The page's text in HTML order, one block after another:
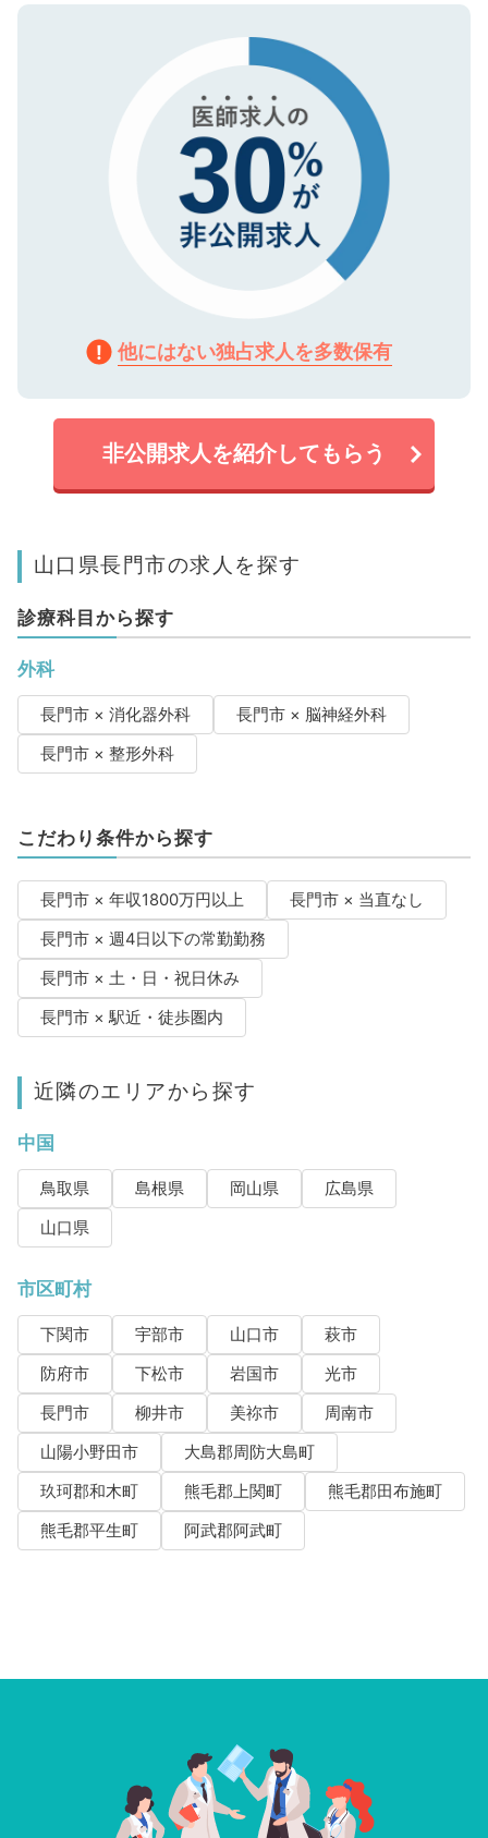
で、機密保持に関してもご安心ください。
ので、まずはご登録ください。
他にはない独占求人を多数保有
非公開求人を紹介してもらう
山口県長門市の求人を探す
診療科目から探す
外科
長門市 × 消化器外科
長門市 × 脳神経外科
長門市 × 整形外科
こだわり条件から探す
長門市 × 年収1800万円以上
長門市 × 当直なし
長門市 × 週4日以下の常勤勤務
長門市 × 土・日・祝日休み
長門市 × 駅近・徒歩圏内
近隣のエリアから探す
中国
鳥取県 島根県 岡山県
広島県
山口県
市区町村
下関市 宇部市 山口市
萩市
防府市
下松市 岩国市
光市
長門市
柳井市 美祢市
周南市
山陽小野田市
大島郡周防大島町
玖珂郡和木町
熊毛郡上関町
熊毛郡田布施町
熊毛郡平生町
阿武郡阿武町